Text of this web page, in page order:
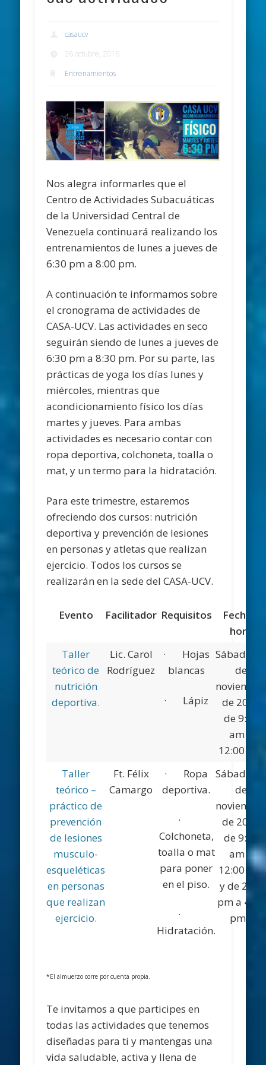
casaucv
26 octubre, 2016
Entrenamientos
Nos alegra informarles que el
Centro de Actividades Subacuáticas
de la Universidad Central de
Venezuela continuará realizando los
entrenamientos de lunes a jueves de
6:30 pm a 8:00 pm.
A continuación te informamos sobre
el cronograma de actividades de
CASA-UCV. Las actividades en seco
seguirán siendo de lunes a jueves de
6:30 pm a 8:30 pm. Por su parte, las
prácticas de yoga los días lunes y
miércoles, mientras que
acondicionamiento físico los días
martes y jueves. Para ambas
actividades es necesario contar con
ropa deportiva, colchoneta, toalla o
mat, y un termo para la hidratación.
Para este trimestre, estaremos
ofreciendo dos cursos: nutrición
deportiva y prevención de lesiones
en personas y atletas que realizan
ejercicio. Todos los cursos se
realizarán en la sede del CASA-UCV.
Evento Facilitador Requisitos
Fecha y
hora
Taller
teórico de
nutrición
deportiva.
Lic. Carol
Rodríguez
· Hojas
blancas
· Lápiz
Sábado 05
de
noviembre
de 2016
de 9:00
am a
12:00 pm
Taller
teórico –
práctico de
prevención
de lesiones
musculo-
esqueléticas
en personas
que realizan
ejercicio.
Ft. Félix
Camargo
· Ropa
deportiva.
·
Colchoneta,
toalla o mat
para poner
en el piso.
·
Hidratación.
Sábado 26
de
noviembre
de 2016
de 9:00
am a
12:00 pm
y de 2:00
pm a 4:00
pm.
*El almuerzo corre por cuenta propia.
Te invitamos a que participes en
todas las actividades que tenemos
diseñadas para ti y mantengas una
vida saludable, activa y llena de